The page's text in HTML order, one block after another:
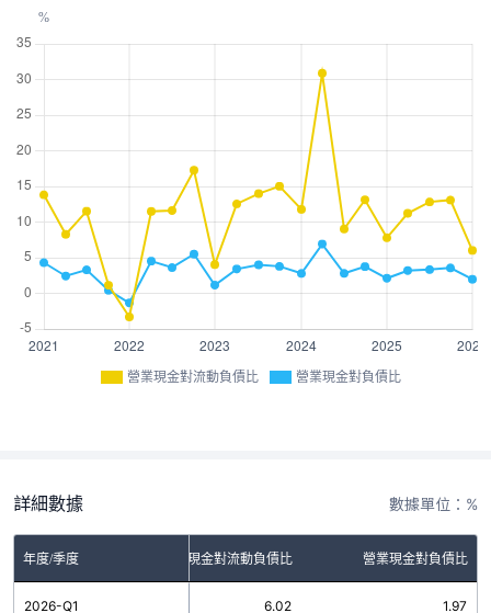
營業現金對流動負債比 營業現金對負債比
詳細數據 數據單位：%
年度/季度 營業現金對流動負債比 營業現金對負債比
2026-Q1 6.02 1.97